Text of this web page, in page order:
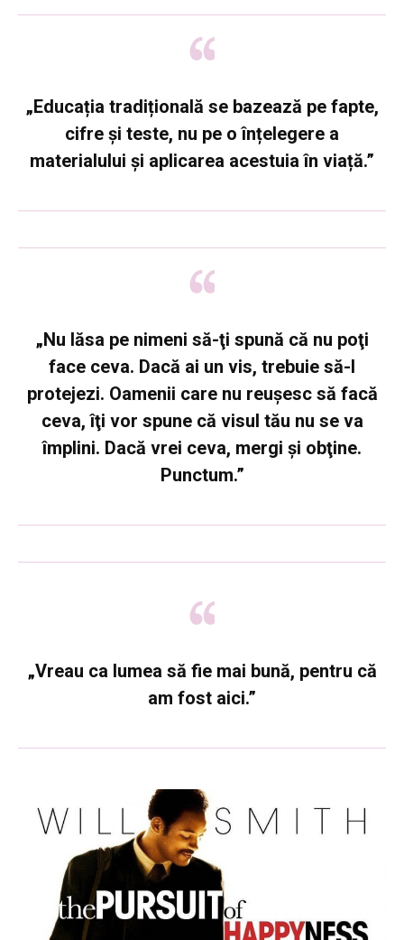
„Educația tradițională se bazează pe fapte,
cifre și teste, nu pe o înțelegere a
materialului și aplicarea acestuia în viață.”
„Nu lăsa pe nimeni să-ţi spună că nu poţi
face ceva. Dacă ai un vis, trebuie să-l
protejezi. Oamenii care nu reuşesc să facă
ceva, îţi vor spune că visul tău nu se va
împlini. Dacă vrei ceva, mergi şi obţine.
Punctum.”
„Vreau ca lumea să fie mai bună, pentru că
am fost aici.”